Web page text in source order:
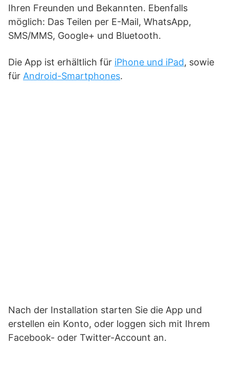
Ihren Freunden und Bekannten. Ebenfalls
möglich: Das Teilen per E-Mail, WhatsApp,
SMS/MMS, Google+ und Bluetooth.
Die App ist erhältlich für iPhone und iPad, sowie
für Android-Smartphones.
Nach der Installation starten Sie die App und
erstellen ein Konto, oder loggen sich mit Ihrem
Facebook- oder Twitter-Account an.